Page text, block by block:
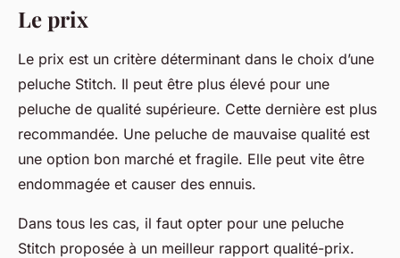
Le prix
Le prix est un critère déterminant dans le choix d’une
peluche Stitch. Il peut être plus élevé pour une
peluche de qualité supérieure. Cette dernière est plus
recommandée. Une peluche de mauvaise qualité est
une option bon marché et fragile. Elle peut vite être
endommagée et causer des ennuis.
Dans tous les cas, il faut opter pour une peluche
Stitch proposée à un meilleur rapport qualité-prix.